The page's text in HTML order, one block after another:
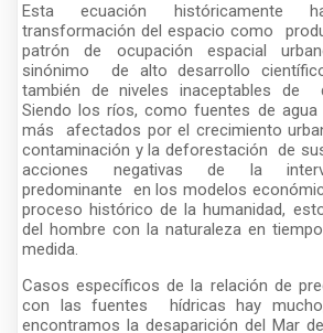
Esta ecuación históricamente
transformación del espacio como
patrón de ocupación espacial
sinónimo de alto desarrollo
también de niveles inaceptables de
Siendo los ríos, como fuentes de agua
más afectados por el crecimiento
contaminación y la deforestación de
acciones negativas de la
predominante en los modelos
proceso histórico de la humanidad,
del hombre con la naturaleza en
medida.
Casos específicos de la relación de
con las fuentes hídricas hay
encontramos la desaparición del Mar